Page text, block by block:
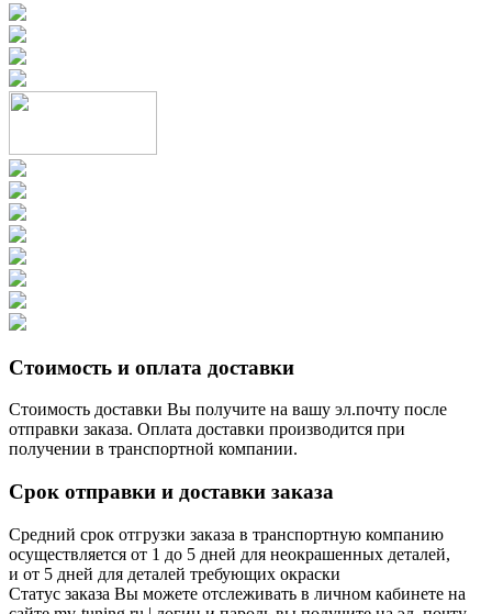
Стоимость и оплата доставки
Стоимость доставки Вы получите на вашу эл.почту после
отправки заказа. Оплата доставки производится при
получении в транспортной компании.
Срок отправки и доставки заказа
Средний срок отгрузки заказа в транспортную компанию
осуществляется от 1 до 5 дней для неокрашенных деталей,
и от 5 дней для деталей требующих окраски
Статус заказа Вы можете отслеживать в личном кабинете на